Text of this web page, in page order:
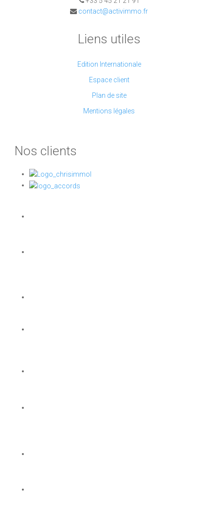
contact@activimmo.fr
Liens utiles
Edition Internationale
Espace client
Plan de site
Mentions légales
Nos clients